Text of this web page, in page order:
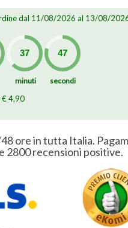
dal 11/08/2026 al 13/08/
minuti secondi
€ 4,90
ore in tutta Italia.
2800 recensioni positive.